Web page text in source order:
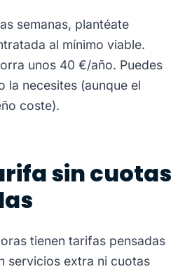
semanas, plantéate
al mínimo viable.
unos 40 €/año. Puedes
la necesites (aunque el
coste).
sin cuotas
tienen tarifas pensadas
servicios extra ni cuotas